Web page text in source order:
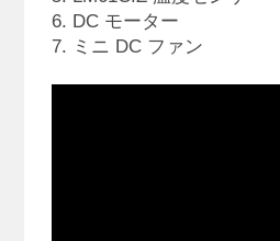
6. DC モーター
7. ミニ DC ファン